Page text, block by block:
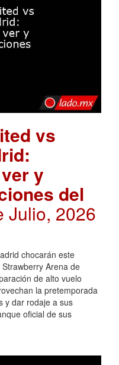
vs
y
del
Julio, 2026
chocarán este
Arena de
de alto vuelo
la pretemporada
y dar rodaje a sus
oficial de sus